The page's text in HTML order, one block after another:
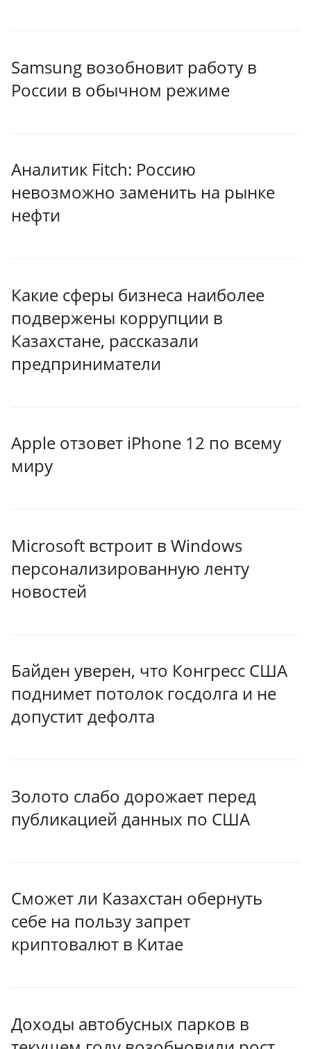
Samsung возобновит работу в
России в обычном режиме
Аналитик Fitch: Россию
невозможно заменить на рынке
нефти
Какие сферы бизнеса наиболее
подвержены коррупции в
Казахстане, рассказали
предприниматели
Apple отзовет iPhone 12 по всему
миру
Microsoft встроит в Windows
персонализированную ленту
новостей
Байден уверен, что Конгресс США
поднимет потолок госдолга и не
допустит дефолта
Золото слабо дорожает перед
публикацией данных по США
Сможет ли Казахстан обернуть
себе на пользу запрет
криптовалют в Китае
Доходы автобусных парков в